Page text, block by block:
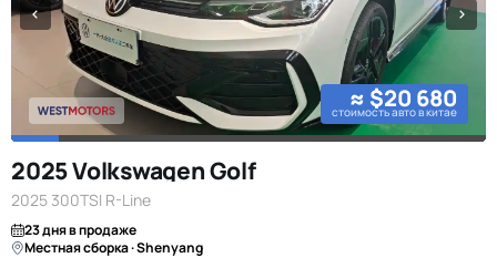
≈ $20 680
стоимость авто в китае
2025 Volkswagen Golf
2025 300TSI R-Line
23 дня в продаже
Местная сборка · Shenyang